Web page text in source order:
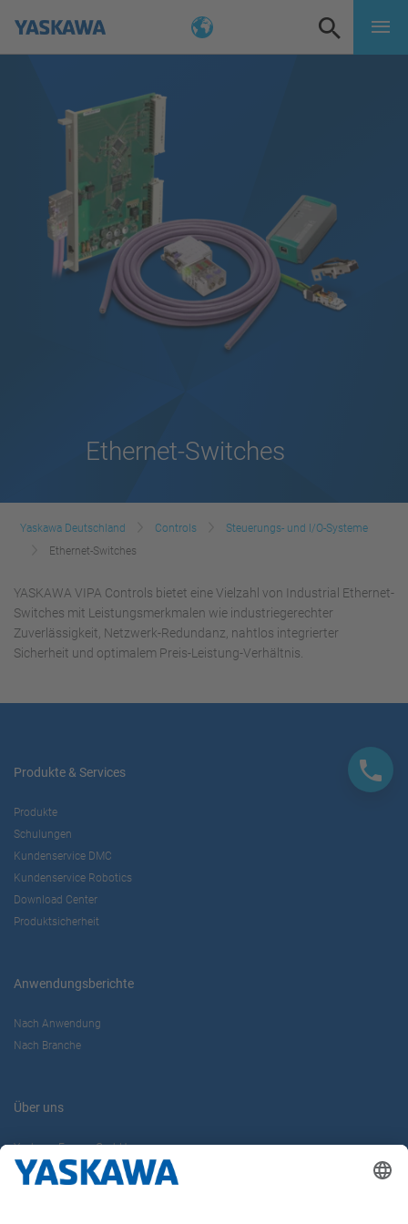
Ethernet-Switches
Yaskawa Deutschland Controls
Steuerungs- und I/O-Systeme
Ethernet-Switches
YASKAWA VIPA Controls bietet eine Vielzahl von Industrial Ethernet-
Switches mit Leistungsmerkmalen wie industriegerechter
Zuverlässigkeit, Netzwerk-Redundanz, nahtlos integrierter
Sicherheit und optimalem Preis-Leistung-Verhältnis.
Produkte & Services
Produkte
Schulungen
Kundenservice DMC
Kundenservice Robotics
Download Center
Produktsicherheit
Anwendungsberichte
Nach Anwendung
Nach Branche
Über uns
Yaskawa Europe GmbH
Karriere